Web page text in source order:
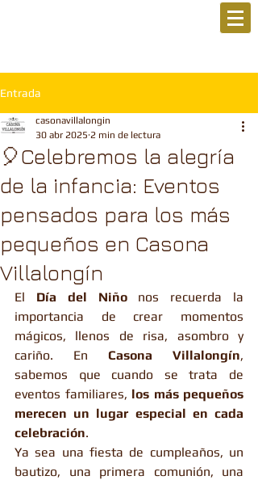
Entrada
🎈Celebremos la alegría
de la infancia: Eventos
pensados para los más
pequeños en Casona
Villalongín
casonavillalongin
30 abr 2025 2 min de lectura
El Día del Niño nos recuerda la
importancia de crear momentos
mágicos, llenos de risa, asombro y
cariño. En Casona Villalongín,
sabemos que cuando se trata de
eventos familiares, los más pequeños
merecen un lugar especial en cada
celebración.
Ya sea una fiesta de cumpleaños, un
bautizo, una primera comunión, una